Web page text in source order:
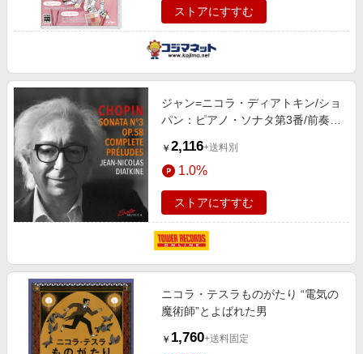
ストアにすすむ
ジャン=ニコラ・ディアトキン/ショ
パン：ピアノ・ソナタ第3番/前奏曲
￥ 2,116+送料別
1.0%
ストアにすすむ
ニコラ・テスラものがたり “電気の
魔術師”とよばれた男
￥ 1,760+送料固定